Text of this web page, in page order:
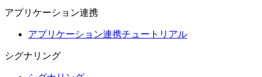
アプリケーション連携
アプリケーション連携チュートリアル
シグナリング